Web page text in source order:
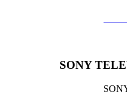
SONY